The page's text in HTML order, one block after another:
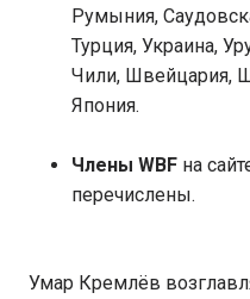
Румыния,
Турция, Украина,
Чили, Швейцария,
Япония.
Члены WBF на
перечислены.
Умар Кремлёв